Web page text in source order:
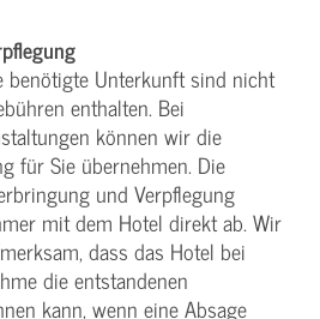
benötigte Unterkunft sind nicht
enthalten. Bei
können wir die
für Sie übernehmen. Die
und Verpflegung
mit dem Hotel direkt ab. Wir
dass das Hotel bei
die entstandenen
kann, wenn eine Absage